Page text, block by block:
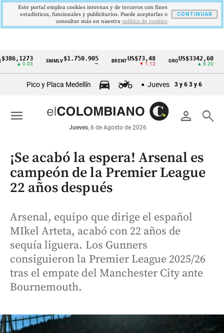
Cintillo
económicos
Colombia
0.03
SMMLV$1.750.905 BRENT US$73,48
▼ 1.12
ORO US$3342,60
Pico y Placa Medellín Jueves 3 y 6 3 y 6
person search
Jueves, 6 de Agosto de 2026
menu
¡Se acabó la espera! Arsenal es
campeón de la Premier League
22 años después
Arsenal, equipo que dirige el español
MIkel Arteta, acabó con 22 años de
sequía liguera. Los Gunners
consiguieron la Premier League 2025/26
tras el empate del Manchester City ante
Bournemouth.
Este portal emplea cookies internas y de terceros con fines
estadísticos, funcionales y publicitarios. Puede aceptarlas o
consultar más en nuestra politica de cookies
CONTINUAR